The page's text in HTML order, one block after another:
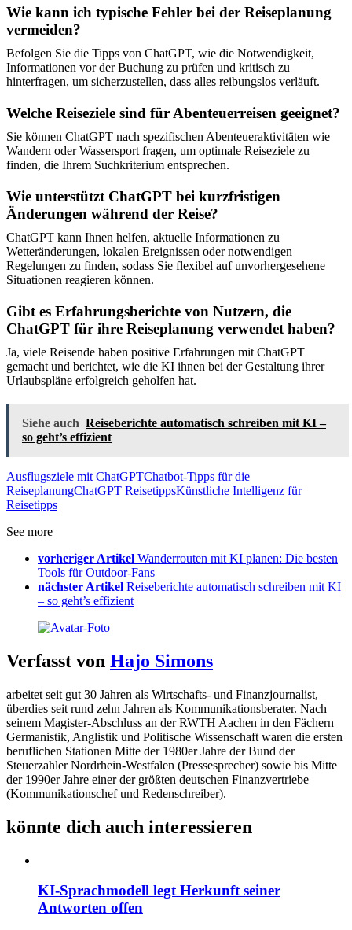
Wie kann ich typische Fehler bei der Reiseplanung
vermeiden?
Befolgen Sie die Tipps von ChatGPT, wie die Notwendigkeit,
Informationen vor der Buchung zu prüfen und kritisch zu
hinterfragen, um sicherzustellen, dass alles reibungslos verläuft.
Welche Reiseziele sind für Abenteuerreisen geeignet?
Sie können ChatGPT nach spezifischen Abenteueraktivitäten wie
Wandern oder Wassersport fragen, um optimale Reiseziele zu
finden, die Ihrem Suchkriterium entsprechen.
Wie unterstützt ChatGPT bei kurzfristigen
Änderungen während der Reise?
ChatGPT kann Ihnen helfen, aktuelle Informationen zu
Wetteränderungen, lokalen Ereignissen oder notwendigen
Regelungen zu finden, sodass Sie flexibel auf unvorhergesehene
Situationen reagieren können.
Gibt es Erfahrungsberichte von Nutzern, die
ChatGPT für ihre Reiseplanung verwendet haben?
Ja, viele Reisende haben positive Erfahrungen mit ChatGPT
gemacht und berichtet, wie die KI ihnen bei der Gestaltung ihrer
Urlaubspläne erfolgreich geholfen hat.
Siehe auch Reiseberichte automatisch schreiben mit KI –
so geht’s effizient
Ausflugsziele mit ChatGPTChatbot-Tipps für die
ReiseplanungChatGPT ReisetippsKünstliche Intelligenz für
Reisetipps
See more
vorheriger Artikel Wanderrouten mit KI planen: Die besten
Tools für Outdoor-Fans
nächster Artikel Reiseberichte automatisch schreiben mit KI
– so geht’s effizient
Verfasst von Hajo Simons
arbeitet seit gut 30 Jahren als Wirtschafts- und Finanzjournalist,
überdies seit rund zehn Jahren als Kommunikationsberater. Nach
seinem Magister-Abschluss an der RWTH Aachen in den Fächern
Germanistik, Anglistik und Politische Wissenschaft waren die ersten
beruflichen Stationen Mitte der 1980er Jahre der Bund der
Steuerzahler Nordrhein-Westfalen (Pressesprecher) sowie bis Mitte
der 1990er Jahre einer der größten deutschen Finanzvertriebe
(Kommunikationschef und Redenschreiber).
könnte dich auch interessieren
KI-Sprachmodell legt Herkunft seiner
Antworten offen